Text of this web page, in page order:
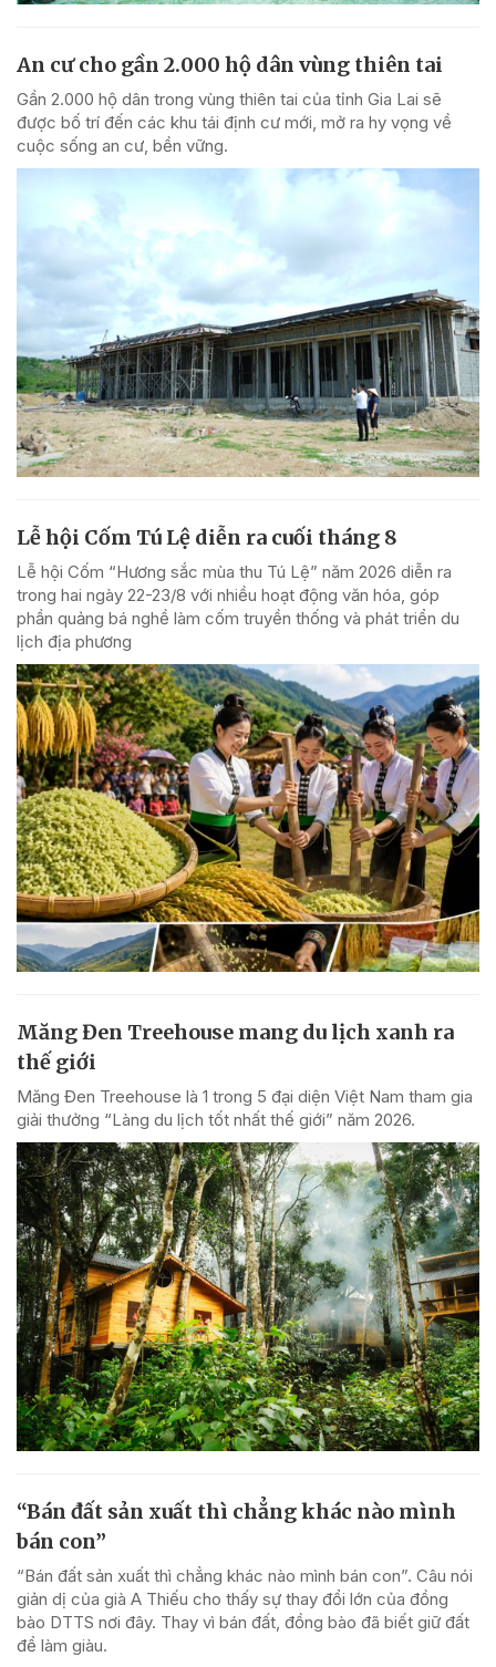
An cư cho gần 2.000 hộ dân vùng thiên tai
Gần 2.000 hộ dân trong vùng thiên tai của tỉnh Gia Lai sẽ
được bố trí đến các khu tái định cư mới, mở ra hy vọng về
cuộc sống an cư, bền vững.
Lễ hội Cốm Tú Lệ diễn ra cuối tháng 8
Lễ hội Cốm “Hương sắc mùa thu Tú Lệ” năm 2026 diễn ra
trong hai ngày 22-23/8 với nhiều hoạt động văn hóa, góp
phần quảng bá nghề làm cốm truyền thống và phát triển du
lịch địa phương
Măng Đen Treehouse mang du lịch xanh ra
thế giới
Măng Đen Treehouse là 1 trong 5 đại diện Việt Nam tham gia
giải thưởng “Làng du lịch tốt nhất thế giới” năm 2026.
“Bán đất sản xuất thì chẳng khác nào mình
bán con”
“Bán đất sản xuất thì chẳng khác nào mình bán con”. Câu nói
giản dị của già A Thiếu cho thấy sự thay đổi lớn của đồng
bào DTTS nơi đây. Thay vì bán đất, đồng bào đã biết giữ đất
để làm giàu.